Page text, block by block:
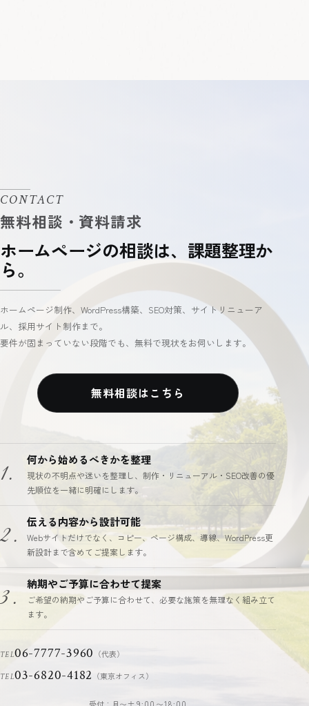
CONTACT
ホームページの相談は、課題整理か
ら。
ホームページ制作、WordPress構築、SEO対策、サイトリニューア
ル、採用サイト制作まで。
要件が固まっていない段階でも、無料で現状をお伺いします。
無料相談はこちら
1.
何から始めるべきかを整理
現状の不明点や迷いを整理し、制作・リニューアル・SEO改善の優
先順位を一緒に明確にします。
2.
伝える内容から設計可能
Webサイトだけでなく、コピー、ページ構成、導線、WordPress更
新設計まで含めてご提案します。
3.
納期やご予算に合わせて提案
ご希望の納期やご予算に合わせて、必要な施策を無理なく組み立て
ます。
TEL06-7777-3960 （代表）
TEL03-6820-4182 （東京オフィス）